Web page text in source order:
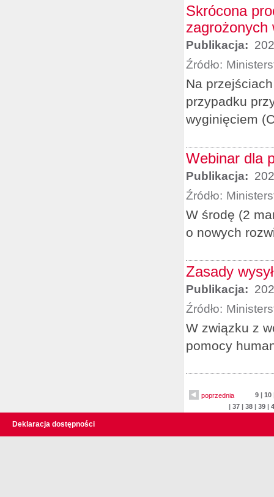
Skrócona
zagrożonych
Publikacja:
Źródło:
Na
przypadku
wyginięciem
Webinar dla
Publikacja:
Źródło:
W środę (2
o nowych
Zasady
Publikacja:
Źródło:
W związku z
pomocy
poprzednia 9| 10
| 37 | 38 | 39 |
Deklaracja dostępności